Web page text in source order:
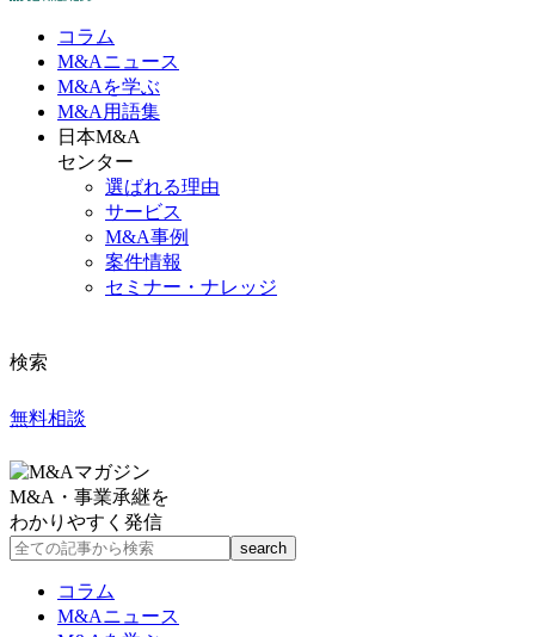
コラム
M&Aニュース
M&Aを学ぶ
M&A 用語集
日本M&A
センター
選ばれる理由
サービス
M&A事例
案件情報
セミナー・ナレッジ
検索
無料相談
M&A・事業承継を
わかりやすく発信
コラム
M&Aニュース